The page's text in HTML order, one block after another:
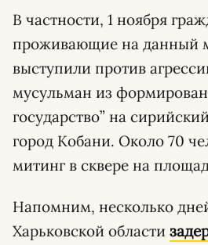
В частности, 1 ноября
проживающие на данный
выступили против
мусульман из
государство” на
город Кобани. Около 70
митинг в сквере на
Напомним, несколько
Харьковской области